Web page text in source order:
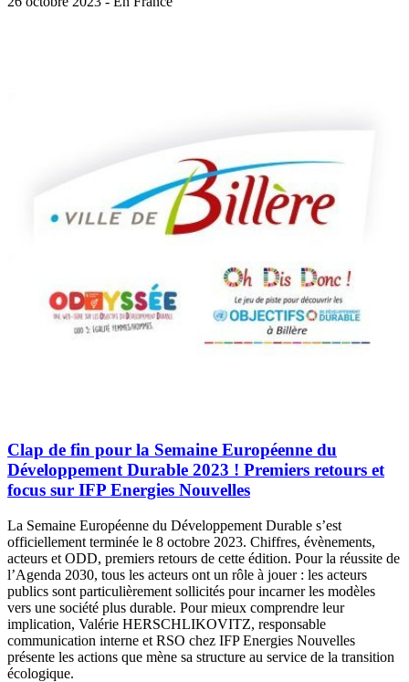
Clap de fin pour la Semaine Européenne du
Développement Durable 2023 ! Premiers retours et
focus sur IFP Energies Nouvelles
La Semaine Européenne du Développement Durable s’est
officiellement terminée le 8 octobre 2023. Chiffres, évènements,
acteurs et ODD, premiers retours de cette édition. Pour la réussite de
l’Agenda 2030, tous les acteurs ont un rôle à jouer : les acteurs
publics sont particulièrement sollicités pour incarner les modèles
vers une société plus durable. Pour mieux comprendre leur
implication, Valérie HERSCHLIKOVITZ, responsable
communication interne et RSO chez IFP Energies Nouvelles
présente les actions que mène sa structure au service de la transition
écologique.